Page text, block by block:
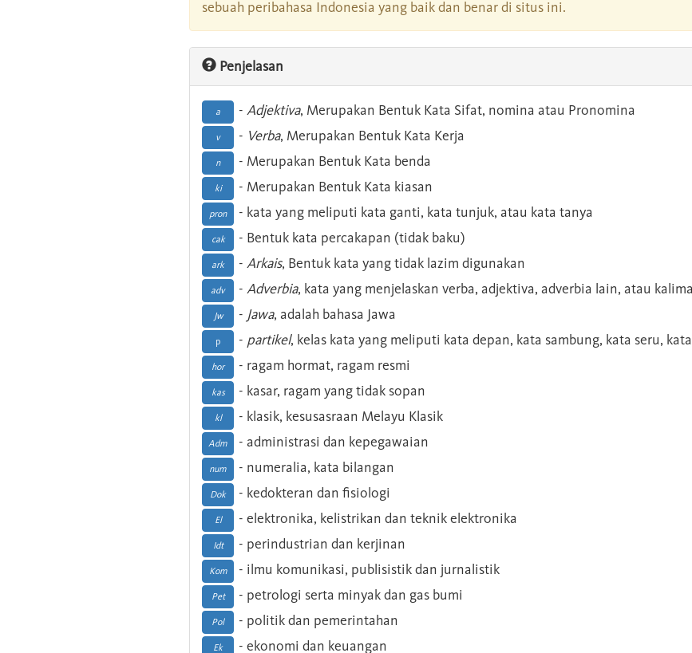
sebuah peribahasa Indonesia yang baik dan benar di situs ini.
Penjelasan
a - Adjektiva, Merupakan Bentuk Kata Sifat, nomina atau Pronomina
v - Verba, Merupakan Bentuk Kata Kerja
n - Merupakan Bentuk Kata benda
ki - Merupakan Bentuk Kata kiasan
pron - kata yang meliputi kata ganti, kata tunjuk, atau kata tanya
cak - Bentuk kata percakapan (tidak baku)
ark - Arkais, Bentuk kata yang tidak lazim digunakan
adv - Adverbia, kata yang menjelaskan verba, adjektiva, adverbia lain, atau
Jw - Jawa, adalah bahasa Jawa
p - partikel, kelas kata yang meliputi kata depan, kata sambung, kata seru,
hor - ragam hormat, ragam resmi
kas - kasar, ragam yang tidak sopan
kl - klasik, kesusasraan Melayu Klasik
Adm - administrasi dan kepegawaian
num - numeralia, kata bilangan
Dok - kedokteran dan fisiologi
El - elektronika, kelistrikan dan teknik elektronika
Idt - perindustrian dan kerjinan
Kom - ilmu komunikasi, publisistik dan jurnalistik
Pet - petrologi serta minyak dan gas bumi
Pol - politik dan pemerintahan
Ek - ekonomi dan keuangan